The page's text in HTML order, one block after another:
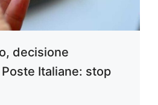
decisione
Italiane: stop